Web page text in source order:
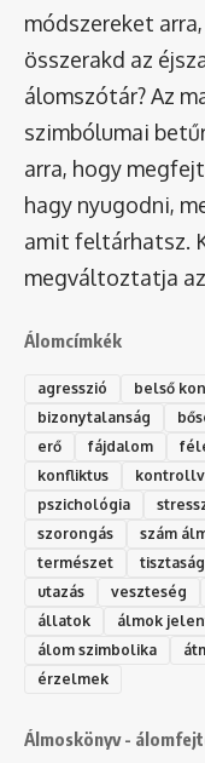
módszereket
összerakd az
álomszótár? Az
szimbólumai
arra, hogy
hagy nyugodni,
amit feltárhatsz.
megváltoztatja
Álomcímkék
agresszió belső
bizonytalanság
erő
fájdalom
konfliktus
pszichológia
szorongás
szám
természet
tisztaság
utazás
veszteség
állatok
álmok
álom szimbolika
érzelmek
Álmoskönyv -